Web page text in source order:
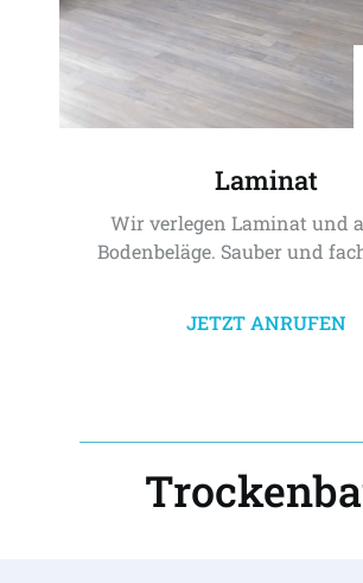
Laminat
Wir verlegen Laminat und
Bodenbeläge. Sauber und
JETZT ANRUFEN